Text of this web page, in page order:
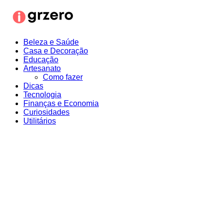
para
Beleza e Saúde
Casa e Decoração
Educação
Artesanato
Como fazer
Dicas
Tecnologia
Finanças e Economia
Curiosidades
Utilitários